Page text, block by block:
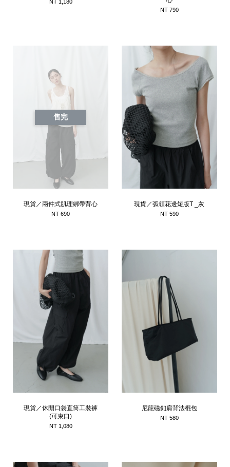
NT 1,180
NT 790
售完
現貨／兩件式肌理綁帶背心
NT 690
現貨／弧領花邊短版T _灰
NT 590
現貨／休閒口袋直筒工裝褲
(可束口)
NT 1,080
尼龍磁釦肩背法棍包
NT 580